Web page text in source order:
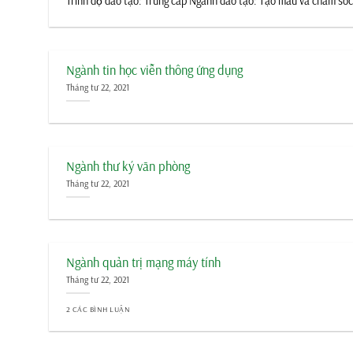
Ngành tin học viễn thông ứng dụng
Tháng tư 22, 2021
Ngành thư ký văn phòng
Tháng tư 22, 2021
Ngành quản trị mạng máy tính
Tháng tư 22, 2021
2 CÁC BÌNH LUẬN